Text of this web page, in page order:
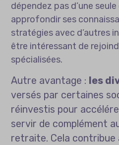
dépendez pas d’une
approfondir ses
stratégies avec d’autres
être intéressant de
spécialisées.
Autre avantage : les
versés par certaines
réinvestis pour
servir de complément
retraite. Cela contribue